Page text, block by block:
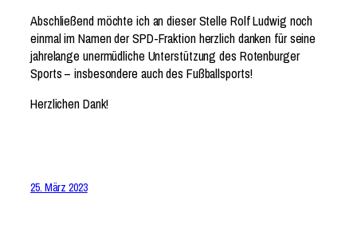
Abschließend möchte ich an dieser Stelle Rolf Ludwig noch
einmal im Namen der SPD-Fraktion herzlich danken für seine
jahrelange unermüdliche Unterstützung des Rotenburger
Sports – insbesondere auch des Fußballsports!
Herzlichen Dank!
25. März 2023